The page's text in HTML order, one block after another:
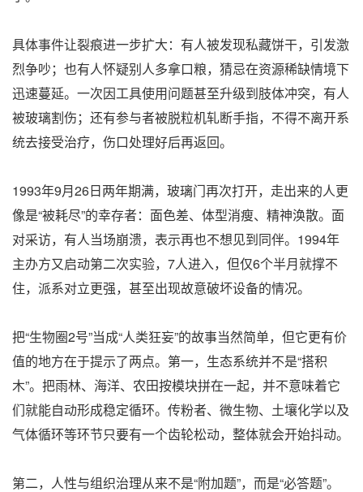
具体事件让裂痕进一步扩大：有人被发现私藏饼干，引发激
烈争吵；也有人怀疑别人多拿口粮，猜忌在资源稀缺情境下
迅速蔓延。一次因工具使用问题甚至升级到肢体冲突，有人
被玻璃割伤；还有参与者被脱粒机轧断手指，不得不离开系
统去接受治疗，伤口处理好后再返回。
1993年9月26日两年期满，玻璃门再次打开，走出来的人更
像是“被耗尽”的幸存者：面色差、体型消瘦、精神涣散。面
对采访，有人当场崩溃，表示再也不想见到同伴。1994年
主办方又启动第二次实验，7人进入，但仅6个半月就撑不
住，派系对立更强，甚至出现故意破坏设备的情况。
把“生物圈2号”当成“人类狂妄”的故事当然简单，但它更有价
值的地方在于提示了两点。第一，生态系统并不是“搭积
木”。把雨林、海洋、农田按模块拼在一起，并不意味着它
们就能自动形成稳定循环。传粉者、微生物、土壤化学以及
气体循环等环节只要有一个齿轮松动，整体就会开始抖动。
第二，人性与组织治理从来不是“附加题”，而是“必答题”。